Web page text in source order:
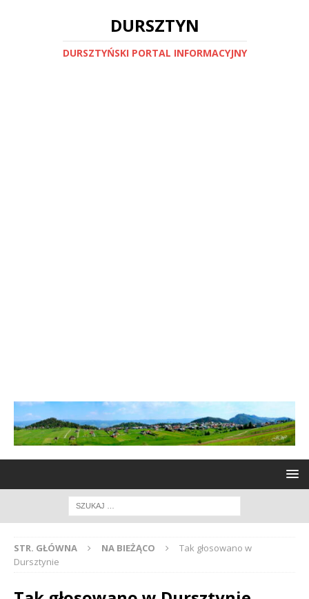
DURSZTYN
DURSZTYŃSKI PORTAL INFORMACYJNY
STR. GŁÓWNA NA BIEŻĄCO
Tak głosowano w
Dursztynie